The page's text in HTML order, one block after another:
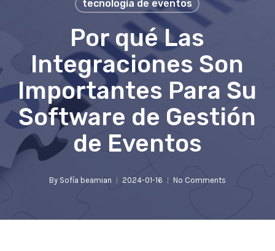
tecnología de eventos
Por qué Las
Integraciones Son
Importantes Para Su
Software de Gestión
de Eventos
By Sofía beamian 2024-01-16 No Comments